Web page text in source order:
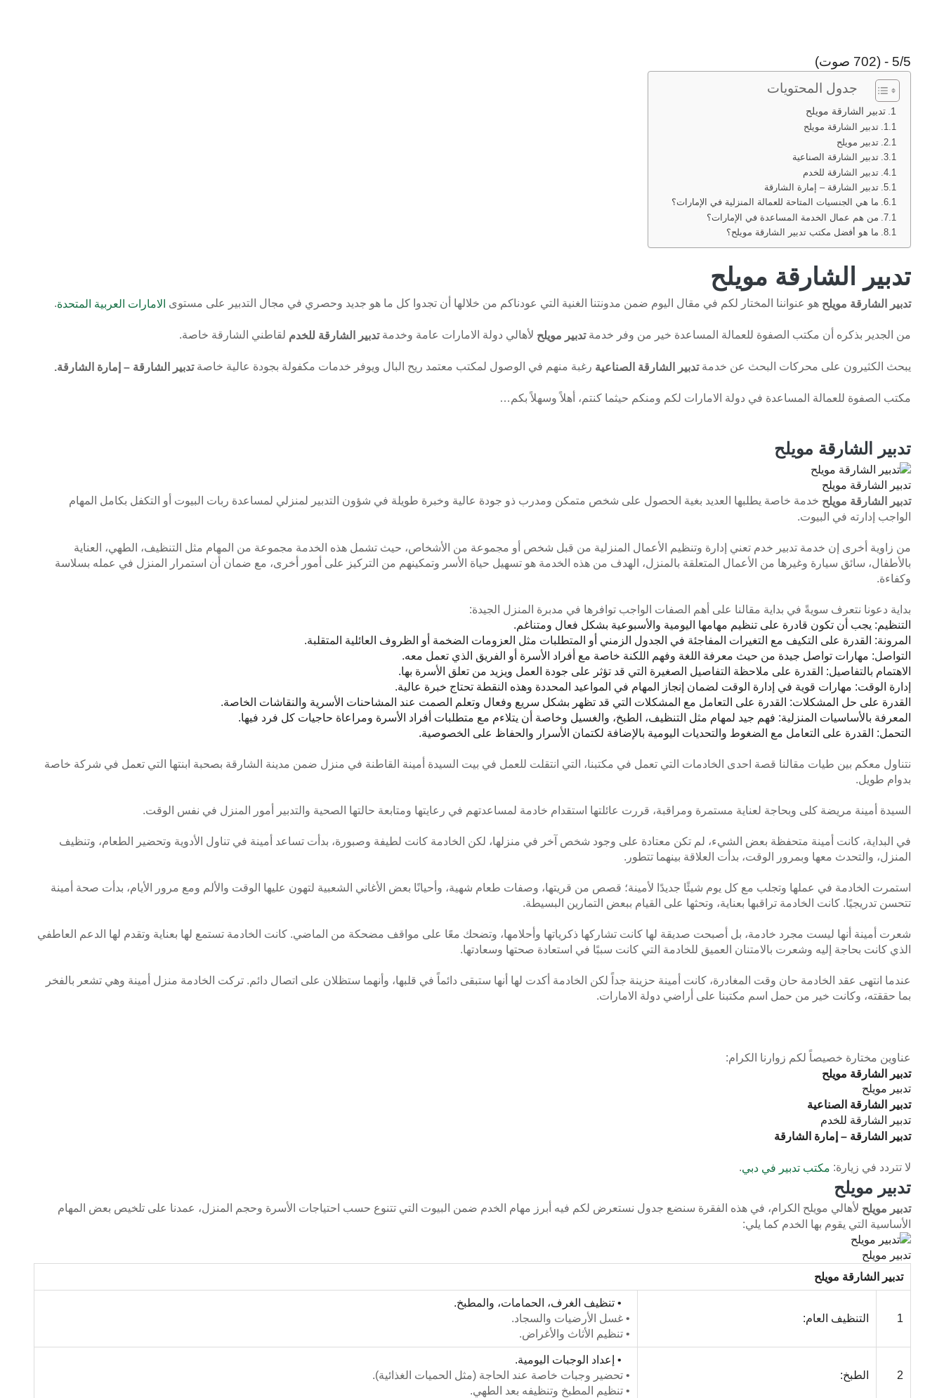
5/5 - (702 صوت)
جدول المحتويات
تدبير الشارقة مويلح
تدبير الشارقة مويلح
تدبير مويلح
تدبير الشارقة الصناعية
تدبير الشارقة للخدم
تدبير الشارقة – إمارة الشارقة
ما هي الجنسيات المتاحة للعمالة المنزلية في الإمارات؟
من هم عمال الخدمة المساعدة في الإمارات؟
ما هو أفضل مكتب تدبير الشارقة مويلح؟
تدبير الشارقة مويلح
تدبير الشارقة مويلحهو عنواننا المختار لكم في مقال اليوم ضمن مدونتنا الغنية التي عودناكم من خلالها أن تجدوا كل ما هو جديد وحصري في مجال التدبير على مستوى الامارات العربية المتحدة.
من الجدير بذكره أن مكتب الصفوة للعمالة المساعدة خير من وفر خدمة تدبير مويلح لأهالي دولة الامارات عامة وخدمة تدبير الشارقة للخدم لقاطني الشارقة خاصة.
يبحث الكثيرون على محركات البحث عن خدمة تدبير الشارقة الصناعية رغبة منهم في الوصول لمكتب معتمد ريح البال ويوفر خدمات مكفولة بجودة عالية خاصةتدبير الشارقة – إمارة الشارقة.
مكتب الصفوة للعمالة المساعدة في دولة الامارات لكم ومنكم حيثما كنتم، أهلاً وسهلاً بكم…
تدبير الشارقة مويلح
تدبير الشارقة مويلح
تدبير الشارقة مويلح خدمة خاصة يطلبها العديد بغية الحصول على شخص متمكن ومدرب ذو جودة عالية وخبرة طويلة في شؤون التدبير لمنزلي لمساعدة ربات البيوت أو التكفل بكامل المهام
الواجب إدارته في البيوت.
من زاوية أخرى إن خدمة تدبير خدم تعني إدارة وتنظيم الأعمال المنزلية من قبل شخص أو مجموعة من الأشخاص، حيث تشمل هذه الخدمة مجموعة من المهام مثل التنظيف، الطهي، العناية
بالأطفال، سائق سيارة وغيرها من الأعمال المتعلقة بالمنزل، الهدف من هذه الخدمة هو تسهيل حياة الأسر وتمكينهم من التركيز على أمور أخرى، مع ضمان أن استمرار المنزل في عمله بسلاسة
وكفاءة.
بداية دعونا نتعرف سويةً في بداية مقالنا على أهم الصفات الواجب توافرها في مدبرة المنزل الجيدة:
التنظيم: يجب أن تكون قادرة على تنظيم مهامها اليومية والأسبوعية بشكل فعال ومتناغم.
المرونة: القدرة على التكيف مع التغيرات المفاجئة في الجدول الزمني أو المتطلبات مثل العزومات الضخمة أو الظروف العائلية المتقلبة.
التواصل: مهارات تواصل جيدة من حيث معرفة اللغة وفهم اللكنة خاصة مع أفراد الأسرة أو الفريق الذي تعمل معه.
الاهتمام بالتفاصيل: القدرة على ملاحظة التفاصيل الصغيرة التي قد تؤثر على جودة العمل ويزيد من تعلق الأسرة بها.
إدارة الوقت: مهارات قوية في إدارة الوقت لضمان إنجاز المهام في المواعيد المحددة وهذه النقطة تحتاج خبرة عالية.
القدرة على حل المشكلات: القدرة على التعامل مع المشكلات التي قد تظهر بشكل سريع وفعال وتعلم الصمت عند المشاحنات الأسرية والنقاشات الخاصة.
المعرفة بالأساسيات المنزلية: فهم جيد لمهام مثل التنظيف، الطبخ، والغسيل وخاصة أن يتلاءم مع متطلبات أفراد الأسرة ومراعاة حاجيات كل فرد فيها.
التحمل: القدرة على التعامل مع الضغوط والتحديات اليومية بالإضافة لكتمان الأسرار والحفاظ على الخصوصية.
نتناول معكم بين طيات مقالنا قصة احدى الخادمات التي تعمل في مكتبنا، التي انتقلت للعمل في بيت السيدة أمينة القاطنة في منزل ضمن مدينة الشارقة بصحبة ابنتها التي تعمل في شركة خاصة
بدوام طويل.
السيدة أمينة مريضة كلى وبحاجة لعناية مستمرة ومراقبة، قررت عائلتها استقدام خادمة لمساعدتهم في رعايتها ومتابعة حالتها الصحية والتدبير أمور المنزل في نفس الوقت.
في البداية، كانت أمينة متحفظة بعض الشيء، لم تكن معتادة على وجود شخص آخر في منزلها، لكن الخادمة كانت لطيفة وصبورة، بدأت تساعد أمينة في تناول الأدوية وتحضير الطعام، وتنظيف
المنزل، والتحدث معها وبمرور الوقت، بدأت العلاقة بينهما تتطور.
استمرت الخادمة في عملها وتجلب مع كل يوم شيئًا جديدًا لأمينة؛ قصص من قريتها، وصفات طعام شهية، وأحيانًا بعض الأغاني الشعبية لتهون عليها الوقت والألم ومع مرور الأيام، بدأت صحة أمينة
تتحسن تدريجيًا. كانت الخادمة تراقبها بعناية، وتحثها على القيام ببعض التمارين البسيطة.
شعرت أمينة أنها ليست مجرد خادمة، بل أصبحت صديقة لها كانت تشاركها ذكرياتها وأحلامها، وتضحك معًا على مواقف مضحكة من الماضي. كانت الخادمة تستمع لها بعناية وتقدم لها الدعم العاطفي
الذي كانت بحاجة إليه وشعرت بالامتنان العميق للخادمة التي كانت سببًا في استعادة صحتها وسعادتها.
عندما انتهى عقد الخادمة حان وقت المغادرة، كانت أمينة حزينة جداً لكن الخادمة أكدت لها أنها ستبقى دائماً في قلبها، وأنهما ستظلان على اتصال دائم. تركت الخادمة منزل أمينة وهي تشعر بالفخر
بما حققته، وكانت خير من حمل اسم مكتبنا على أراضي دولة الامارات.
عناوين مختارة خصيصاً لكم زوارنا الكرام:
تدبير الشارقة مويلح
تدبير مويلح
تدبير الشارقة الصناعية
تدبير الشارقة للخدم
تدبير الشارقة – إمارة الشارقة
لا تتردد في زيارة: مكتب تدبير في دبي.
تدبير مويلح
تدبير مويلح لأهالي مويلح الكرام، في هذه الفقرة سنضع جدول نستعرض لكم فيه أبرز مهام الخدم ضمن البيوت التي تتنوع حسب احتياجات الأسرة وحجم المنزل، عمدنا على تلخيص بعض المهام
الأساسية التي يقوم بها الخدم كما يلي:
تدبير مويلح
تدبير الشارقة مويلح
1 التنظيف العام:
• تنظيف الغرف، الحمامات، والمطبخ.
• غسل الأرضيات والسجاد.
• تنظيم الأثاث والأغراض.
2 الطبخ:
• إعداد الوجبات اليومية.
• تحضير وجبات خاصة عند الحاجة (مثل الحميات الغذائية).
• تنظيم المطبخ وتنظيفه بعد الطهي.